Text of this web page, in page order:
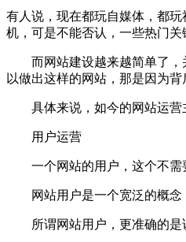
有人说，现在都玩自媒体，都
机，可是不能否认，一些热门
而网站建设越来越简单了，并
以做出这样的网站，那是因为
具体来说，如今的网站运营主
用户运营
一个网站的用户，这个不需要
网站用户是一个宽泛的概念，
所谓网站用户，更准确的是说